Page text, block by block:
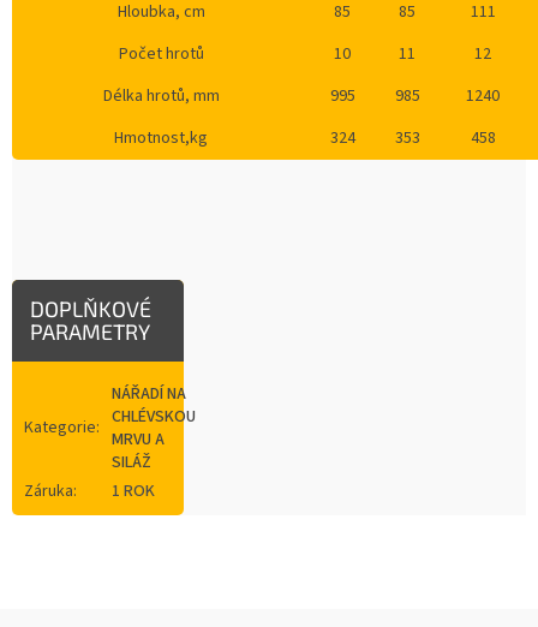
Hloubka, cm
85 85
111
Počet hrotů
10 11
12
Délka hrotů, mm
995 985
1240
Hmotnost,kg
324 353 458
DOPLŇKOVÉ
PARAMETRY
Kategorie:
NÁŘADÍ NA
CHLÉVSKOU
MRVU A
SILÁŽ
Záruka: 1 ROK